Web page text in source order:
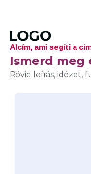
Alcím, ami segíti a
Ismerd meg
Rövid leírás, idézet,